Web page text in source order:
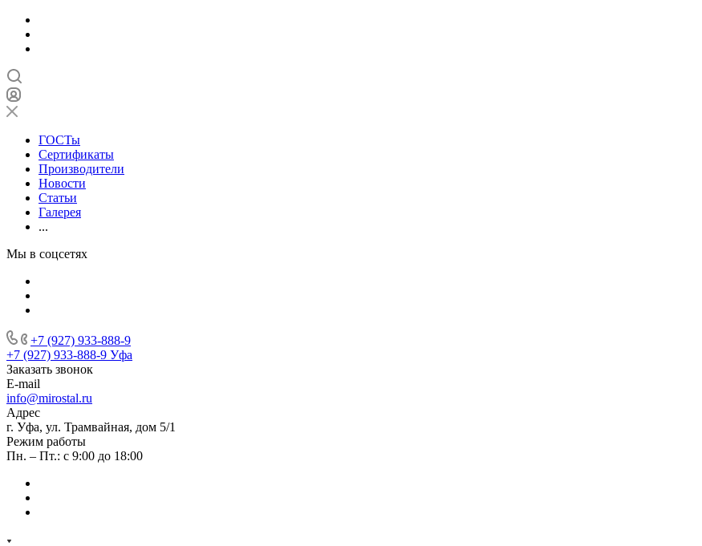
ГОСТы
Сертификаты
Производители
Новости
Статьи
Галерея
...
Мы в соцсетях
+7 (927) 933-888-9
+7 (927) 933-888-9 Уфа
Заказать звонок
E-mail
info@mirostal.ru
Адрес
г. Уфа, ул. Трамвайная, дом 5/1
Режим работы
Пн. – Пт.: с 9:00 до 18:00